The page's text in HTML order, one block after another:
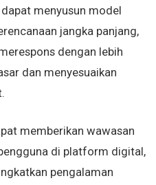
menyusun model
jangka panjang,
dengan lebih
dan menyesuaikan
memberikan wawasan
di platform digital,
pengalaman